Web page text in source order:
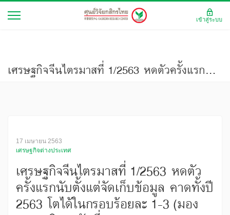
เศรษฐกิจจีนไตรมาสที่ 1/2563 หดตัวครั้งแรกนับตั้งแต่จัดเก็บข้อมูล คาดทั้งปี 2563 โตได้ในกรอบร้อยละ 1-3 (มองเศรษฐกิจ ฉบับที่ 3861)
17 เมษายน 2563
เศรษฐกิจต่างประเทศ
เศรษฐกิจจีนไตรมาสที่ 1/2563 หดตัว
ครั้งแรกนับตั้งแต่จัดเก็บข้อมูล คาดทั้งปี
2563 โตได้ในกรอบร้อยละ 1-3 (มอง
เข้าสู่ระบบ